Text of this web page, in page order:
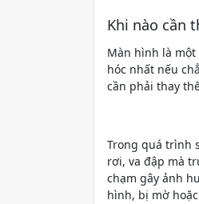
Khi nào cần
Màn hình là
hóc nhất nếu
cần phải thay
Trong quá trình
rơi, va đập mà
chạm gây ảnh
hình, bị mờ